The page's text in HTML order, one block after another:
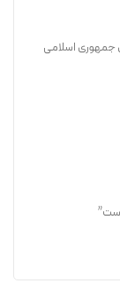
جمهوری اسلامی